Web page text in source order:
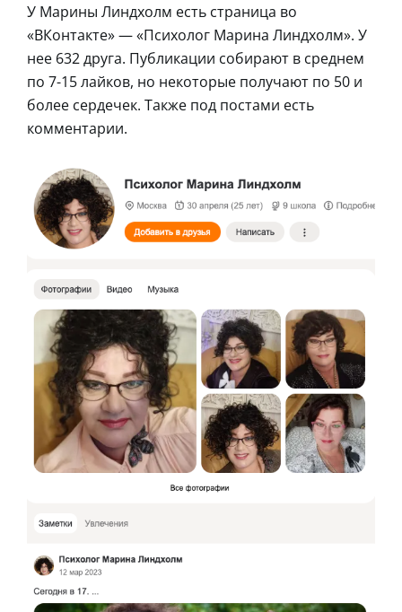
У Марины Линдхолм есть страница во
«ВКонтакте» — «Психолог Марина Линдхолм». У
нее 632 друга. Публикации собирают в среднем
по 7-15 лайков, но некоторые получают по 50 и
более сердечек. Также под постами есть
комментарии.